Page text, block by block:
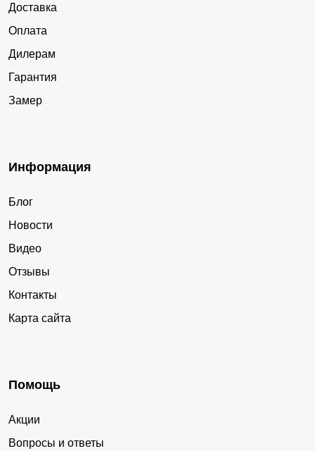
Доставка
Оплата
Дилерам
Гарантия
Замер
Информация
Блог
Новости
Видео
Отзывы
Контакты
Карта сайта
Помощь
Акции
Вопросы и ответы